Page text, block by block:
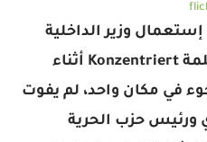
وزير الداخلية
النمساوي هربرت كيكل لكلمة Konzentriert أثناء
في مكان واحد، لم يفوت
ورئيس حزب الحرية